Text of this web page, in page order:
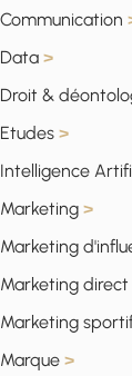
Communication
Data >
Droit &
Etudes >
Intelligence
Marketing >
Marketing
Marketing direct
Marketing
Marque >